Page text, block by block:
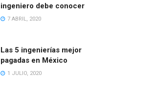
ingeniero debe conocer
7 ABRIL, 2020
Las 5 ingenierías mejor
pagadas en México
1 JULIO, 2020